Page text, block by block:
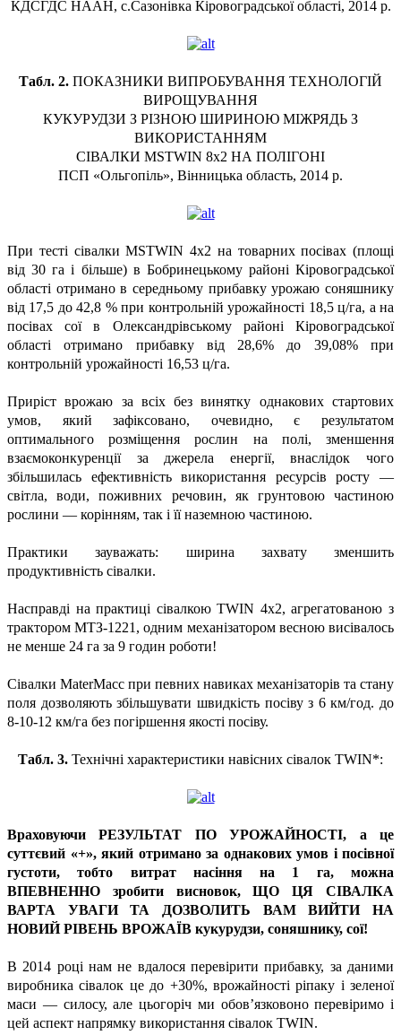
КДСГДС НААН, с.Сазонівка Кіровоградської області, 2014 р.
Табл. 2. ПОКАЗНИКИ ВИПРОБУВАННЯ ТЕХНОЛОГІЙ
ВИРОЩУВАННЯ
КУКУРУДЗИ З РІЗНОЮ ШИРИНОЮ МІЖРЯДЬ З
ВИКОРИСТАННЯМ
СІВАЛКИ MSTWIN 8x2 НА ПОЛІГОНІ
ПСП «Ольгопіль», Вінницька область, 2014 р.
При тесті сівалки MSTWIN 4x2 на товарних посівах (площі
від 30 га і більше) в Бобринецькому районі Кіровоградської
області отримано в середньому прибавку урожаю соняшнику
від 17,5 до 42,8 % при контрольній урожайності 18,5 ц/га, а на
посівах сої в Олександрівському районі Кіровоградської
області отримано прибавку від 28,6% до 39,08% при
контрольній урожайності 16,53 ц/га.
Приріст врожаю за всіх без винятку однакових стартових
умов, який зафіксовано, очевидно, є результатом
оптимального розміщення рослин на полі, зменшення
взаємоконкуренції за джерела енергії, внаслідок чого
збільшилась ефективність використання ресурсів росту —
світла, води, поживних речовин, як грунтовою частиною
рослини — корінням, так і її наземною частиною.
Практики зауважать: ширина захвату зменшить
продуктивність сівалки.
Насправді на практиці сівалкою TWIN 4х2, агрегатованою з
трактором МТЗ-1221, одним механізатором весною висівалось
не менше 24 га за 9 годин роботи!
Сівалки MaterMacc при певних навиках механізаторів та стану
поля дозволяють збільшувати швидкість посіву з 6 км/год. до
8-10-12 км/га без погіршення якості посіву.
Табл. 3. Технічні характеристики навісних сівалок TWIN*:
Враховуючи РЕЗУЛЬТАТ ПО УРОЖАЙНОСТІ, а це
суттєвий «+», який отримано за однакових умов і посівної
густоти, тобто витрат насіння на 1 га, можна
ВПЕВНЕННО зробити висновок, ЩО ЦЯ СІВАЛКА
ВАРТА УВАГИ ТА ДОЗВОЛИТЬ ВАМ ВИЙТИ НА
НОВИЙ РІВЕНЬ ВРОЖАЇВ кукурудзи, соняшнику, сої!
В 2014 році нам не вдалося перевірити прибавку, за даними
виробника сівалок це до +30%, врожайності ріпаку і зеленої
маси — силосу, але цьогоріч ми обов’язковоно перевіримо і
цей аспект напрямку використання сівалок TWIN.